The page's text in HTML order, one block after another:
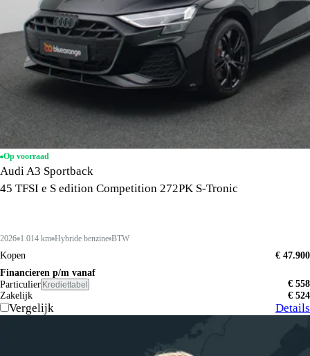
Op voorraad
Audi A3 Sportback
45 TFSI e S edition Competition 272PK S-Tronic
2026 1.014 km Hybride benzine BTW
Kopen
€ 47.900
Financieren p/m vanaf
Particulier Krediettabel
€ 558
Zakelijk
€ 524
Vergelijk Details